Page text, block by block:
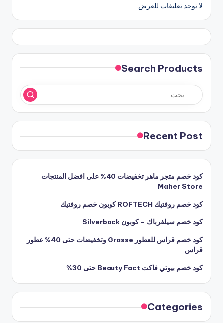
لا توجد تعليقات للعرض.
Search Products
Recent Post
كود خصم متجر ماهر تخفيضات 40% على افضل المنتجات
Maher Store
كود خصم روفتيك ROFTECH كوبون خصم روفتيك
كود خصم سيلفرباك – كوبون Silverback
كود خصم قراس للعطور Grasse وتخفيضات حتى 40% عطور
قراس
كود خصم بيوتي فاكت Beauty Fact حتى 30%
Categories